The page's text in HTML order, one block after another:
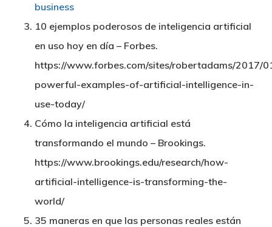
business
10 ejemplos poderosos de inteligencia artificial
en uso hoy en día – Forbes.
https://www.forbes.com/sites/robertadams/2017/
powerful-examples-of-artificial-intelligence-in-
use-today/
Cómo la inteligencia artificial está
transformando el mundo – Brookings.
https://www.brookings.edu/research/how-
artificial-intelligence-is-transforming-the-
world/
35 maneras en que las personas reales están